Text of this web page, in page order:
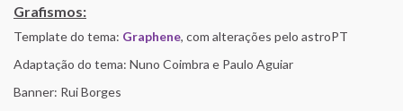
Grafismos:
Template do tema: Graphene, com alterações pelo astroPT
Adaptação do tema: Nuno Coimbra e Paulo Aguiar
Banner: Rui Borges